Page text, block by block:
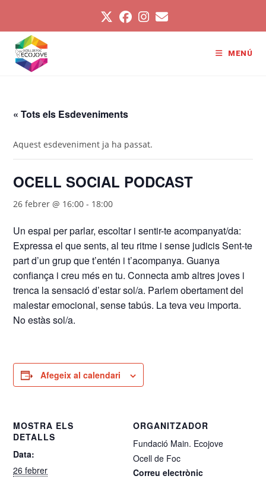
contingut
MENÚ
« Tots els Esdeveniments
Aquest esdeveniment ja ha passat.
OCELL SOCIAL PODCAST
26 febrer @ 16:00 - 18:00
Un espai per parlar, escoltar i sentir-te acompanyat/da:
Expressa el que sents, al teu ritme i sense judicis Sent-te
part d’un grup que t’entén i t’acompanya. Guanya
confiança i creu més en tu. Connecta amb altres joves i
trenca la sensació d’estar sol/a. Parlem obertament del
malestar emocional, sense tabús. La teva veu importa.
No estàs sol/a.
Afegeix al calendari
MOSTRA ELS
DETALLS
Data:
26 febrer
ORGANITZADOR
Fundació Main. Ecojove
Ocell de Foc
Correu electrònic